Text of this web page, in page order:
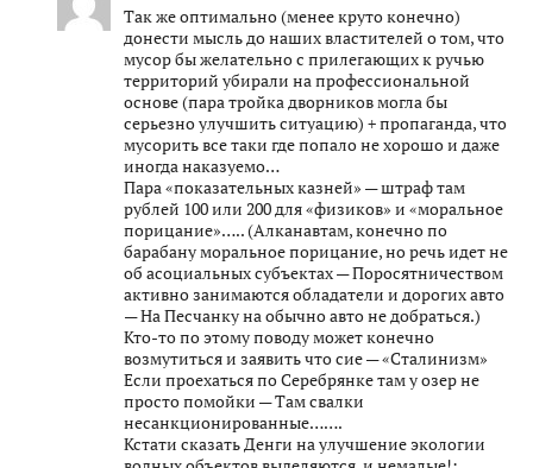
Так же оптимально (менее круто конечно)
донести мысль до наших властителей о том, что
мусор бы желательно с прилегающих к ручью
территорий убирали на профессиональной
основе (пара тройка дворников могла бы
серьезно улучшить ситуацию) + пропаганда, что
мусорить все таки где попало не хорошо и даже
иногда наказуемо…
Пара «показательных казней» — штраф там
рублей 100 или 200 для «физиков» и «моральное
порицание»….. (Алканавтам, конечно по
барабану моральное порицание, но речь идет не
об асоциальных субъектах — Поросятничеством
активно занимаются обладатели и дорогих авто
— На Песчанку на обычно авто не добраться.)
Кто-то по этому поводу может конечно
возмутиться и заявить что сие — «Сталинизм»
Если проехаться по Серебрянке там у озер не
просто помойки — Там свалки
несанкционированные…….
Кстати сказать Денги на улучшение экологии